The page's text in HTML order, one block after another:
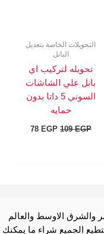
التحويلات الخاصة بتعديل
البانل
تحويله لتركيب اي
بانل علي الشاشات
السوني 5 داتا بدون
حمايه
109EGP
78 EGP
والشرق الاوسط والعالم
الجميع شراء ما يمكنك